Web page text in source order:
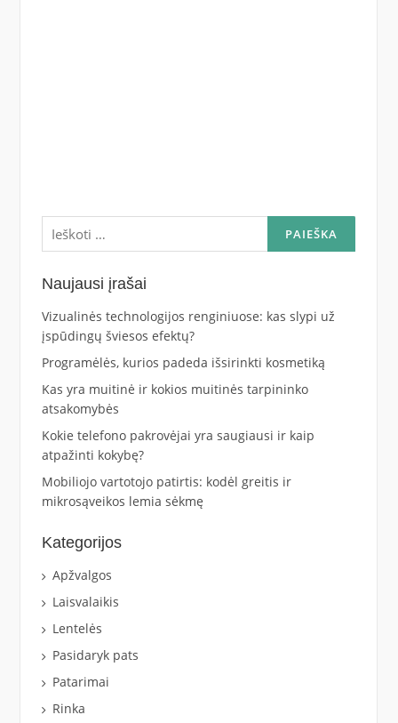
Ieškoti:
Naujausi įrašai
Vizualinės technologijos renginiuose: kas slypi už
įspūdingų šviesos efektų?
Programėlės, kurios padeda išsirinkti kosmetiką
Kas yra muitinė ir kokios muitinės tarpininko
atsakomybės
Kokie telefono pakrovėjai yra saugiausi ir kaip
atpažinti kokybę?
Mobiliojo vartotojo patirtis: kodėl greitis ir
mikrosąveikos lemia sėkmę
Kategorijos
Apžvalgos
Laisvalaikis
Lentelės
Pasidaryk pats
Patarimai
Rinka